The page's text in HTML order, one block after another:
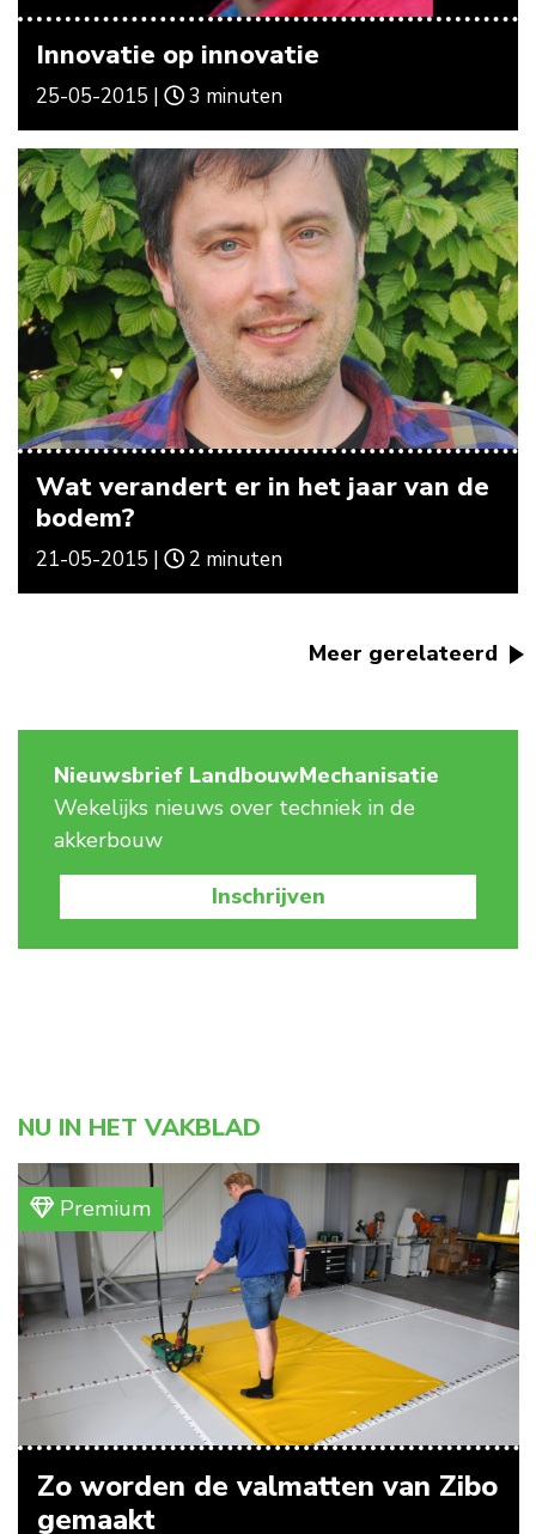
Innovatie op innovatie
25-05-2015 | 3 minuten
Wat verandert er in het jaar van de
bodem?
21-05-2015 | 2 minuten
Meer gerelateerd
Nieuwsbrief LandbouwMechanisatie
Wekelijks nieuws over techniek in de
akkerbouw
Inschrijven
NU IN HET VAKBLAD
Premium
Zo worden de valmatten van Zibo
gemaakt